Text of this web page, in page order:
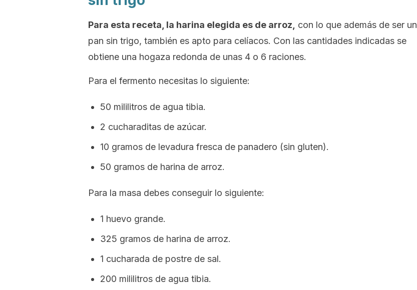
Para esta receta, la harina elegida es de arroz,
con lo que además de ser un
pan sin trigo, también es apto para celíacos. Con las cantidades indicadas se
obtiene una hogaza redonda de unas 4 o 6 raciones.
Para el fermento necesitas lo siguiente:
50 mililitros de agua tibia.
2 cucharaditas de azúcar.
10 gramos de levadura fresca de panadero (sin gluten).
50 gramos de harina de arroz.
Para la masa debes conseguir lo siguiente:
1 huevo grande.
325 gramos de harina de arroz.
1 cucharada de postre de sal.
200 mililitros de agua tibia.